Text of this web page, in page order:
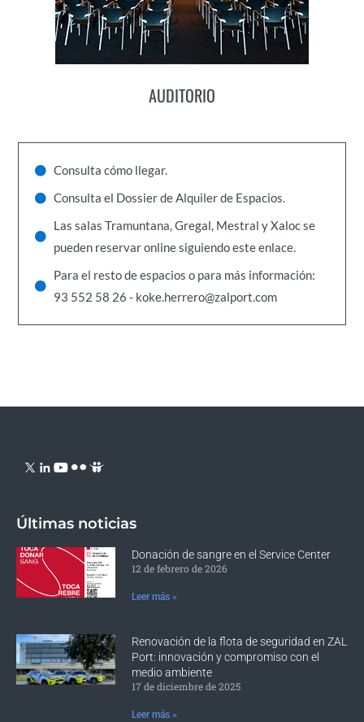
AUDITORIO
Consulta cómo llegar.
Consulta el Dossier de Alquiler de Espacios.
Las salas Tramuntana, Gregal, Mestral y Xaloc se
pueden reservar online siguiendo este enlace.
Para el resto de espacios o para más información:
93 552 58 26 - koke.herrero@zalport.com
Últimas noticias
Donación de sangre en el Service Center
12 de febrero de 2026
Leer más »
Renovación de la flota de seguridad en ZAL
Port: innovación y compromiso con el
medio ambiente
17 de diciembre de 2025
Leer más »